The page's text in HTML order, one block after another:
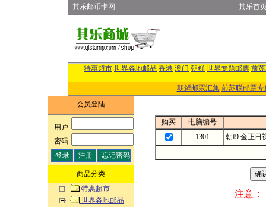
其乐邮币卡网 其乐首
特惠超市 世界各地邮品 香港 澳门 朝鲜 世界专题邮票 前
朝鲜邮票汇集 前苏联邮票专
会员登陆
用户:
密码:
商品分类
特惠超市
世界各地邮品
购买
电脑编号
1301
朝f9 金正日
注意：